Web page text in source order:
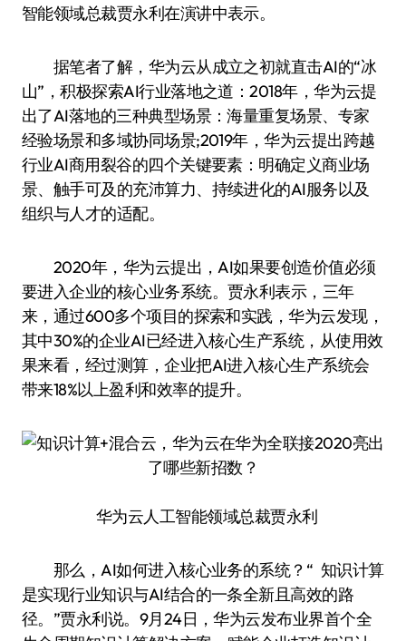
智能领域总裁贾永利在演讲中表示。
据笔者了解，华为云从成立之初就直击AI的“冰
山”，积极探索AI行业落地之道：2018年，华为云提
出了AI落地的三种典型场景：海量重复场景、专家
经验场景和多域协同场景;2019年，华为云提出跨越
行业AI商用裂谷的四个关键要素：明确定义商业场
景、触手可及的充沛算力、持续进化的AI服务以及
组织与人才的适配。
2020年，华为云提出，AI如果要创造价值必须
要进入企业的核心业务系统。贾永利表示，三年
来，通过600多个项目的探索和实践，华为云发现，
其中30%的企业AI已经进入核心生产系统，从使用效
果来看，经过测算，企业把AI进入核心生产系统会
带来18%以上盈利和效率的提升。
华为云人工智能领域总裁贾永利
那么，AI如何进入核心业务的系统？“ 知识计算
是实现行业知识与AI结合的一条全新且高效的路
径。”贾永利说。9月24日，华为云发布业界首个全